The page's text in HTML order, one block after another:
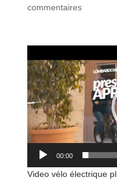
commentaires
vidéo
00:00
Video vélo électrique